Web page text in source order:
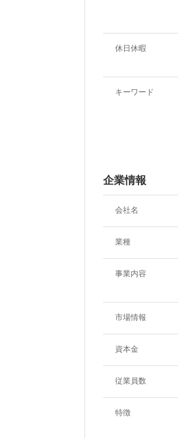
休日休暇
キーワード
企業情報
会社名
業種
事業内容
市場情報
資本金
従業員数
特徴